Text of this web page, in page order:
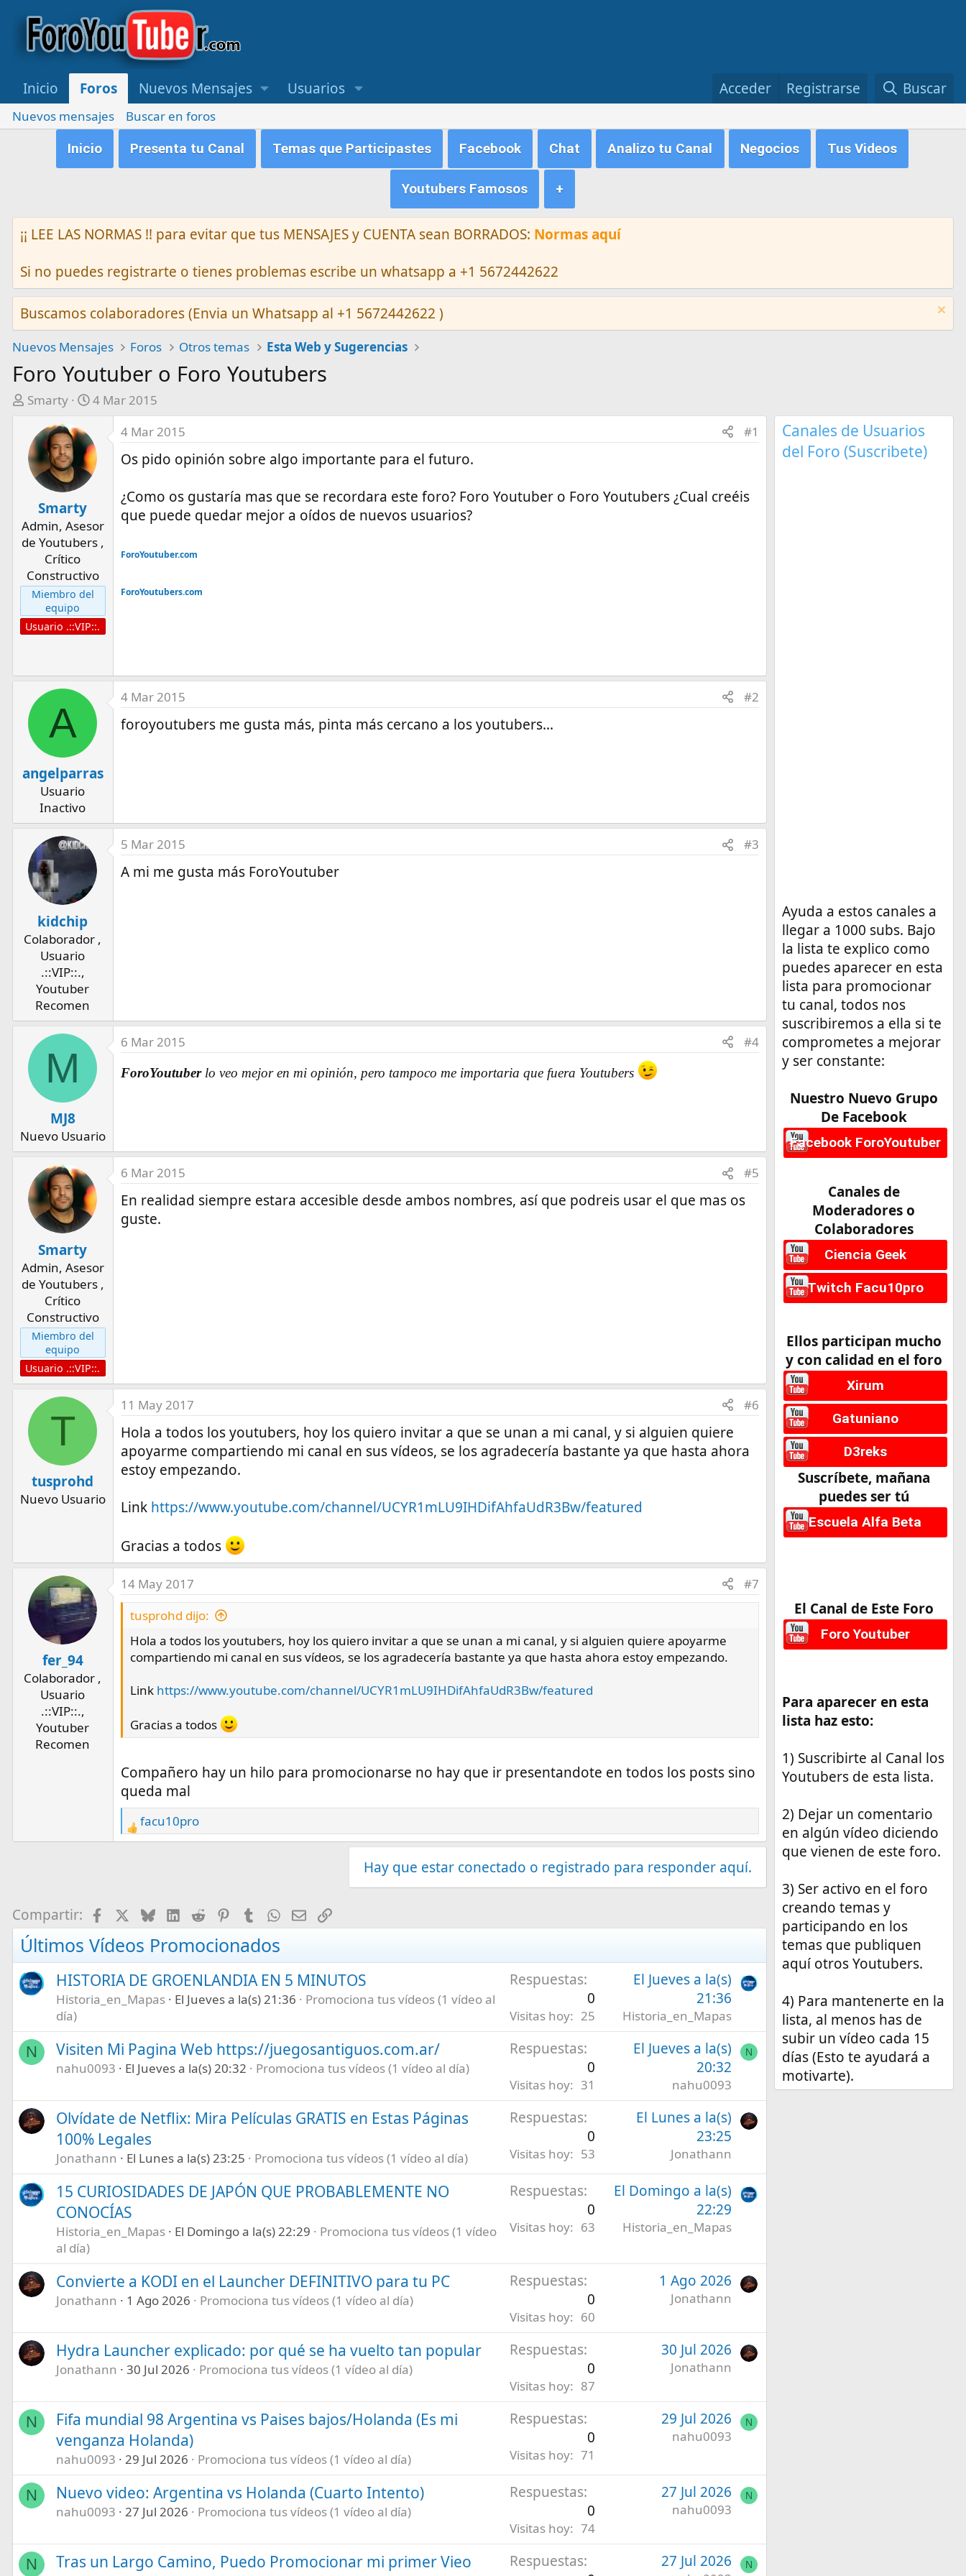
Inicio Foros Nuevos Mensajes Usuarios Acceder Registrarse Buscar
Nuevos mensajes
Buscar en foros
Inicio
Presenta tu Canal Temas que Participastes Facebook Chat Analizo tu Canal Negocios Tus Videos
Youtubers Famosos +
¡¡ LEE LAS NORMAS !! para evitar que tus MENSAJES y CUENTA sean BORRADOS: Normas aquí
Si no puedes registrarte o tienes problemas escribe un whatsapp a +1 5672442622
Buscamos colaboradores (Envia un Whatsapp al +1 5672442622 )
Nuevos Mensajes Foros Otros temas Esta Web y Sugerencias
Foro Youtuber o Foro Youtubers
A
o
r
Smarty
F
h
a
d
n
i
i
o
4 Mar 2015
Smarty
Admin, Asesor
de Youtubers ,
Crítico
Constructivo
Miembro del
equipo
Usuario .::VIP::.
4 Mar 2015 #1
Os pido opinión sobre algo importante para el futuro.
¿Como os gustaría mas que se recordara este foro? Foro Youtuber o Foro Youtubers ¿Cual creéis
que puede quedar mejor a oídos de nuevos usuarios?
ForoYoutuber.com
ForoYoutubers.com
A
angelparras
Usuario
Inactivo
4 Mar 2015 #2
foroyoutubers me gusta más, pinta más cercano a los youtubers...
kidchip
Colaborador ,
Usuario
.::VIP::.,
Youtuber
Recomen
5 Mar 2015 #3
A mi me gusta más ForoYoutuber
M
MJ8
Nuevo Usuario
6 Mar 2015 #4
ForoYoutuberlo veo mejor en mi opinión, pero tampoco me importaria que fuera Youtubers
Smarty
Admin, Asesor
de Youtubers ,
Crítico
Constructivo
Miembro del
equipo
Usuario .::VIP::.
6 Mar 2015 #5
En realidad siempre estara accesible desde ambos nombres, así que podreis usar el que mas os
guste.
T
tusprohd
Nuevo Usuario
11 May 2017 #6
Hola a todos los youtubers, hoy los quiero invitar a que se unan a mi canal, y si alguien quiere
apoyarme compartiendo mi canal en sus vídeos, se los agradecería bastante ya que hasta ahora
estoy empezando.
Link https://www.youtube.com/channel/UCYR1mLU9IHDifAhfaUdR3Bw/featured
Gracias a todos
fer_94
Colaborador ,
Usuario
.::VIP::.,
Youtuber
Recomen
14 May 2017
#7
tusprohd dijo:
Hola a todos los youtubers, hoy los quiero invitar a que se unan a mi canal, y si alguien quiere apoyarme
compartiendo mi canal en sus vídeos, se los agradecería bastante ya que hasta ahora estoy empezando.
Link https://www.youtube.com/channel/UCYR1mLU9IHDifAhfaUdR3Bw/featured
Gracias a todos
Compañero hay un hilo para promocionarse no hay que ir presentandote en todos los posts sino
queda mal
R
e
i
o
n
s
facu10pro
Hay que estar conectado o registrado para responder aquí.
Compartir: FacebookBlueskyLinkedIn
RedditPinterestTumblrWhatsApp
E-mailEnlace
Últimos Vídeos Promocionados
HISTORIA DE GROENLANDIA EN 5 MINUTOS
Historia_en_Mapas El Jueves a la(s) 21:36
Promociona tus vídeos (1 vídeo al
día)
Respuestas
0
Visitas hoy 25
El Jueves a la(s)
21:36
Historia_en_Mapas
N Visiten Mi Pagina Web https://juegosantiguos.com.ar/
nahu0093 El Jueves a la(s) 20:32 Promociona tus vídeos (1 vídeo al día)
Respuestas
0
Visitas hoy 31
El Jueves a la(s)
20:32
nahu0093
N
Olvídate de Netflix: Mira Películas GRATIS en Estas Páginas
100% Legales
Jonathann El Lunes a la(s) 23:25 Promociona tus vídeos (1 vídeo al día)
Respuestas
0
Visitas hoy 53
El Lunes a la(s)
23:25
Jonathann
15 CURIOSIDADES DE JAPÓN QUE PROBABLEMENTE NO
CONOCÍAS
Historia_en_Mapas El Domingo a la(s) 22:29
Promociona tus vídeos (1 vídeo
al día)
Respuestas
0
Visitas hoy 63
El Domingo a la(s)
22:29
Historia_en_Mapas
Convierte a KODI en el Launcher DEFINITIVO para tu PC
Jonathann 1 Ago 2026 Promociona tus vídeos (1 vídeo al día)
Respuestas
0
Visitas hoy 60
1 Ago 2026
Jonathann
Hydra Launcher explicado: por qué se ha vuelto tan popular
Jonathann 30 Jul 2026 Promociona tus vídeos (1 vídeo al día)
Respuestas
0
Visitas hoy 87
30 Jul 2026
Jonathann
N
Fifa mundial 98 Argentina vs Paises bajos/Holanda (Es mi
venganza Holanda)
nahu0093 29 Jul 2026 Promociona tus vídeos (1 vídeo al día)
Respuestas
0
Visitas hoy 71
29 Jul 2026
nahu0093
N
N Nuevo video: Argentina vs Holanda (Cuarto Intento)
nahu0093 27 Jul 2026 Promociona tus vídeos (1 vídeo al día)
Respuestas
0
Visitas hoy 74
27 Jul 2026
nahu0093
N
N
Tras un Largo Camino, Puedo Promocionar mi primer Vieo
Respuestas
27 Jul 2026 N
Canales de Usuarios
del Foro (Suscribete)
Ayuda a estos canales a
llegar a 1000 subs. Bajo
la lista te explico como
puedes aparecer en esta
lista para promocionar
tu canal, todos nos
suscribiremos a ella si te
comprometes a mejorar
y ser constante:
Nuestro Nuevo Grupo
De Facebook
Facebook ForoYoutuber
Canales de
Moderadores o
Colaboradores
Ciencia Geek
Twitch Facu10pro
Ellos participan mucho
y con calidad en el foro
Xirum
Gatuniano
D3reks
Suscríbete, mañana
puedes ser tú
Escuela Alfa Beta
El Canal de Este Foro
Foro Youtuber
Para aparecer en esta
lista haz esto:
1) Suscribirte al Canal los
Youtubers de esta lista.
2) Dejar un comentario
en algún vídeo diciendo
que vienen de este foro.
3) Ser activo en el foro
creando temas y
participando en los
temas que publiquen
aquí otros Youtubers.
4) Para mantenerte en la
lista, al menos has de
subir un vídeo cada 15
días (Esto te ayudará a
motivarte).